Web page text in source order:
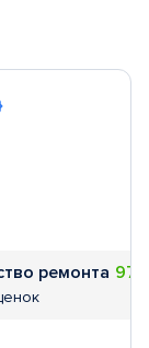
ремонта